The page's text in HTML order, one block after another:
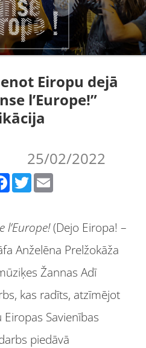
Eiropu dejā
l’Europe!”
25/02/2022
Facebook Twitter
l’Europe!(Dejo Eiropa! –
Anželēna Prelžokāža
Žannas Adī
kas radīts, atzīmējot
Savienības
piedāvā